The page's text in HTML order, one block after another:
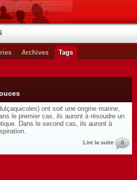
Archives Tags
ont soit une origine marine,
le premier cas, ils auront à résoudre un
Dans le second cas, ils auront à
Lire la suite 0